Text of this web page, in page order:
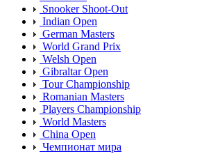
Snooker Shoot-Out
Indian Open
German Masters
World Grand Prix
Welsh Open
Gibraltar Open
Tour Championship
Romanian Masters
Players Championship
World Masters
China Open
Чемпионат мира